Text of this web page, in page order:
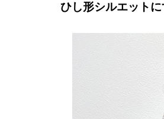
ひし形シルエットに